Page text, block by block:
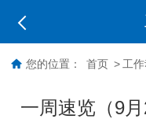
您的位置： 首页 > 工
一周速览（9